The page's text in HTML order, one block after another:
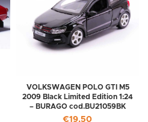
VOLKSWAGEN POLO GTI M5
2009 Black Limited Edition 1:24
– BURAGO cod.BU21059BK
€19,50